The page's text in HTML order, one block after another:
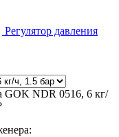
Регулятор давления
GOK NDR 0516, 6 кг/